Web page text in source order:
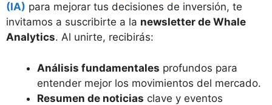
(IA) para mejorar tus decisiones de inversión, te
invitamos a suscribirte a la newsletter de Whale
Analytics. Al unirte, recibirás:
Análisis fundamentales profundos para
entender mejor los movimientos del mercado.
Resumen de noticias clave y eventos